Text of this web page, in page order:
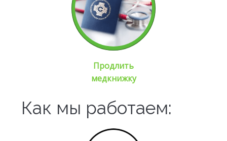
Продлить
медкнижку
Как мы работаем: